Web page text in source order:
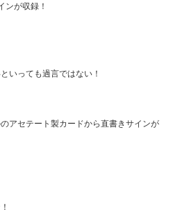
ンが収録！
いっても過言ではない！
アセテート製カードから直書きサインが